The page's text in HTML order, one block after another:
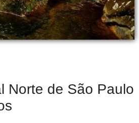
Norte de São Paulo